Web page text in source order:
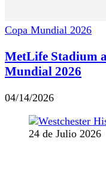
Copa Mundial 2026
MetLife Stadium
Mundial 2026
04/14/2026
24 de Julio 2026